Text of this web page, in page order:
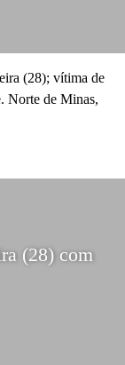
(28); vítima de
Norte de Minas,
(28) com